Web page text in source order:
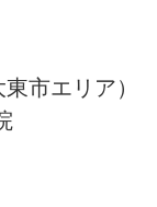
市エリア）